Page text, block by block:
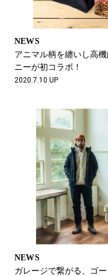
NEWS
アニマル柄を纏いし高
ニーが初コラボ！
2020.7.10 UP
NEWS
ガレージで繋がる、ゴ